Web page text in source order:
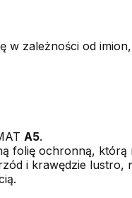
w zależności od
A5.
folię ochronną, którą
i krawędzie lustro,